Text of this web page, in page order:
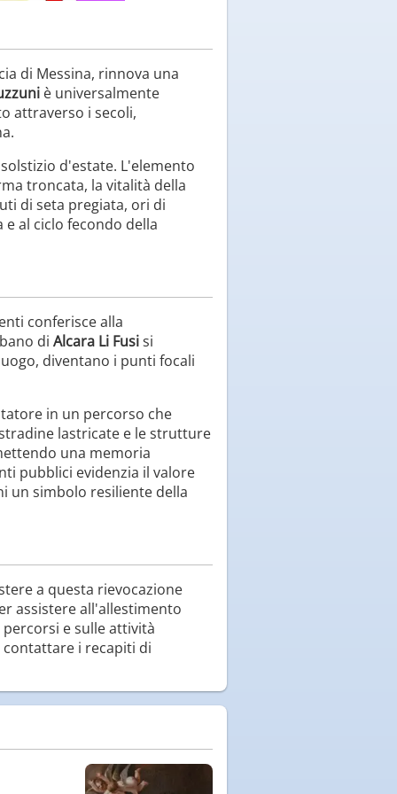
di Messina, rinnova una
è universalmente
attraverso i secoli,
d'estate. L'elemento
troncata, la vitalità della
di seta pregiata, ori di
al ciclo fecondo della
conferisce alla
di Alcara Li Fusisi
diventano i punti focali
in un percorso che
lastricate e le strutture
una memoria
pubblici evidenzia il valore
un simbolo resiliente della
a questa rievocazione
assistere all'allestimento
e sulle attività
i recapiti di